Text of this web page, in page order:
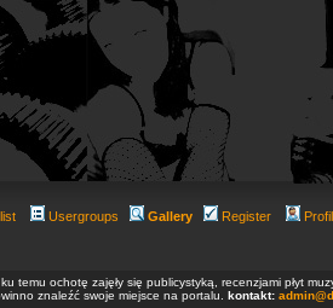
Usergroups Gallery Register
temu ochotę zajęły się publicystyką, recenzjami płyt
znaleźć swoje miejsce na portalu. kontakt: